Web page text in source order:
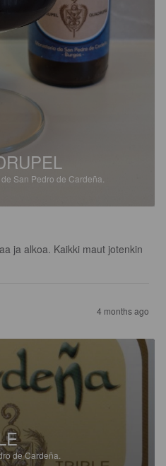
San Pedro de Cardeña.
ja alkoa. Kaikki maut jotenkin
4 months ago
de Cardeña.